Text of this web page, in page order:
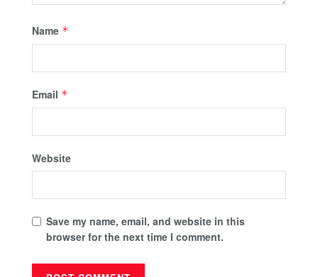
Name *
Email *
Website
Save my name, email, and website in this
browser for the next time I comment.